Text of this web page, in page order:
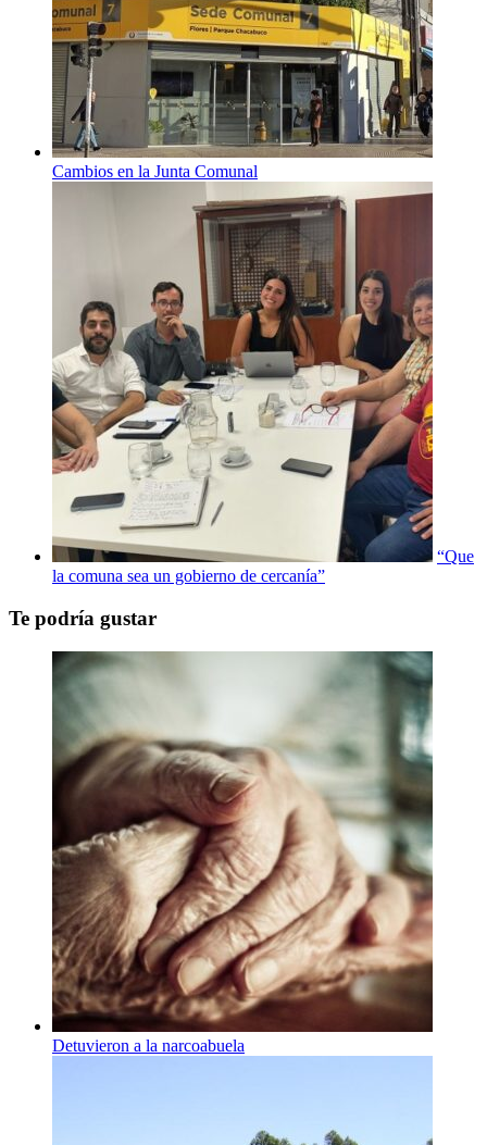
Cambios en la Junta Comunal
“Que
la comuna sea un gobierno de cercanía”
Te podría gustar
Detuvieron a la narcoabuela